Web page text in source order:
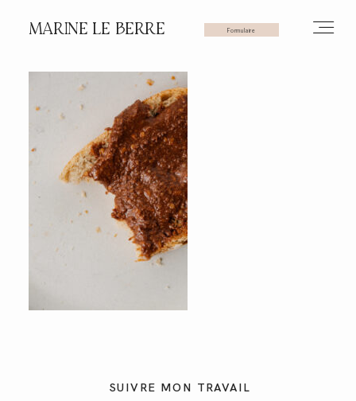
MARINE LE BERRE Formulaire
SUIVRE MON TRAVAIL
HOME
PHOTOS
VIDÉOS